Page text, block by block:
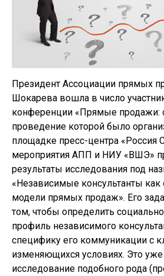
Президент Ассоциации прямых
Шокарева вошла в число
конференции «Прямые продажи:
проведение которой было
площадке пресс-центра «Россия
мероприятия АПП и НИУ «ВШЭ»
результаты исследования под
«Независимые консультанты как
модели прямых продаж». Его
том, чтобы определить
профиль независимого
специфику его коммуникации с
изменяющихся условиях. Это
исследование подобного рода